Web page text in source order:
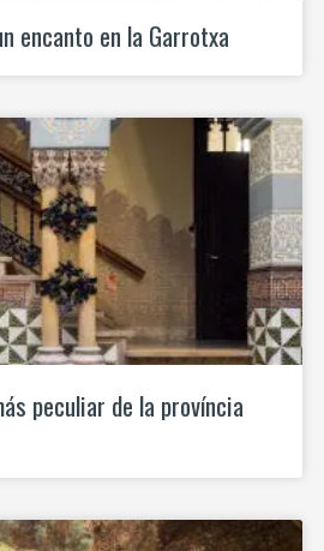
encanto en la Garrotxa
peculiar de la província